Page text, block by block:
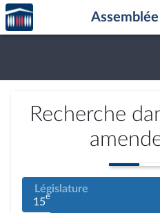
Aller au contenu
Aller en bas de la page
Accèder
à la
page
Recherche
Législature
15e